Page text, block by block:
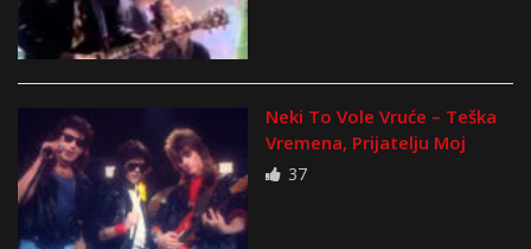
Neki To Vole Vruće – Teška
Vremena, Prijatelju Moj
37